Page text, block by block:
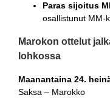
Paras sijoitus
osallistunut MM-
Marokon ottelut
lohkossa
Maanantaina 24.
Saksa – Marokko